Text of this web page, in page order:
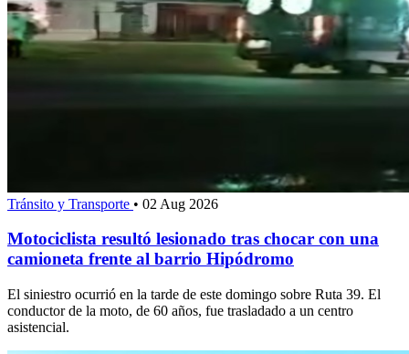
Tránsito y Transporte • 02 Aug 2026
Motociclista resultó lesionado tras chocar con una
camioneta frente al barrio Hipódromo
El siniestro ocurrió en la tarde de este domingo sobre Ruta 39. El
conductor de la moto, de 60 años, fue trasladado a un centro
asistencial.